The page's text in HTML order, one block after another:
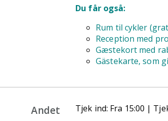
Du får også:
Rum til cykler
Reception med
Gæstekort med
Gästekarte, som
Andet Tjek ind: Fra 15:00 |